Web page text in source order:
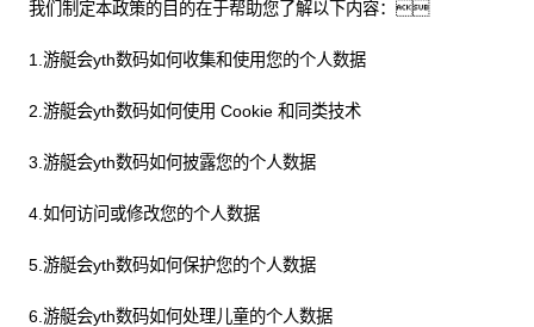
我们制定本政策的目的在于帮助您了解以下内容：
1.游艇会yth数码如何收集和使用您的个人数据
2.游艇会yth数码如何使用 Cookie 和同类技术
3.游艇会yth数码如何披露您的个人数据
4.如何访问或修改您的个人数据
5.游艇会yth数码如何保护您的个人数据
6.游艇会yth数码如何处理儿童的个人数据